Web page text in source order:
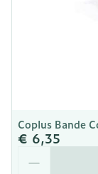
Coplus Bande
€ 6,35